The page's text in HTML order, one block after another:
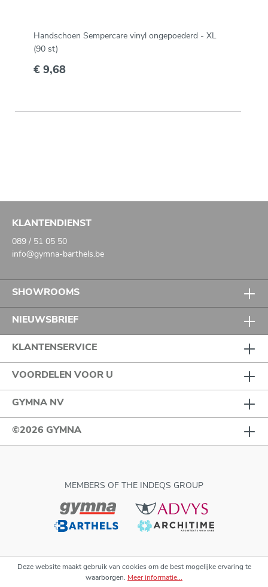
Handschoen Sempercare vinyl ongepoederd - XL
(90 st)
€ 9,68
KLANTENDIENST
089 / 51 05 50
info@gymna-barthels.be
SHOWROOMS
NIEUWSBRIEF
KLANTENSERVICE
VOORDELEN VOOR U
GYMNA NV
©2026 GYMNA
MEMBERS OF THE INDEQS GROUP
Deze website maakt gebruik van cookies om de best mogelijke ervaring te
waarborgen. Meer informatie...